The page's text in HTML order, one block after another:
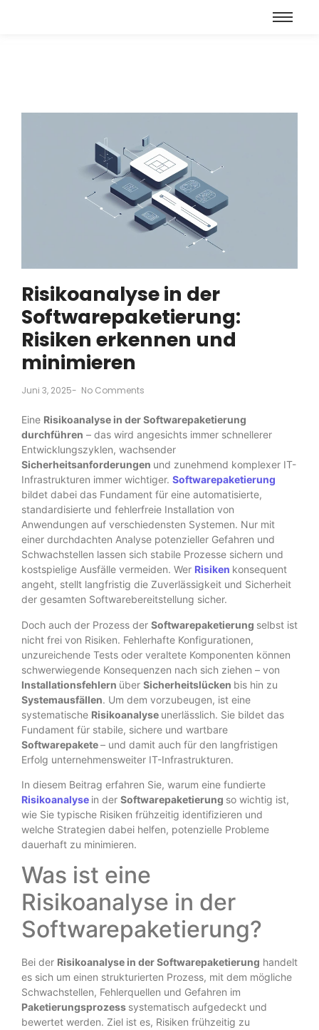
Risikoanalyse in der
Softwarepaketierung:
Risiken erkennen und
minimieren
Juni 3, 2025- No Comments
Eine Risikoanalyse in der Softwarepaketierung
durchführen – das wird angesichts immer schnellerer
Entwicklungszyklen, wachsender
Sicherheitsanforderungen und zunehmend komplexer IT-
Infrastrukturen immer wichtiger. Softwarepaketierung
bildet dabei das Fundament für eine automatisierte,
standardisierte und fehlerfreie Installation von
Anwendungen auf verschiedensten Systemen. Nur mit
einer durchdachten Analyse potenzieller Gefahren und
Schwachstellen lassen sich stabile Prozesse sichern und
kostspielige Ausfälle vermeiden. Wer Risiken konsequent
angeht, stellt langfristig die Zuverlässigkeit und Sicherheit
der gesamten Softwarebereitstellung sicher.
Doch auch der Prozess der Softwarepaketierung selbst ist
nicht frei von Risiken. Fehlerhafte Konfigurationen,
unzureichende Tests oder veraltete Komponenten können
schwerwiegende Konsequenzen nach sich ziehen – von
Installationsfehlern über Sicherheitslücken bis hin zu
Systemausfällen. Um dem vorzubeugen, ist eine
systematische Risikoanalyse unerlässlich. Sie bildet das
Fundament für stabile, sichere und wartbare
Softwarepakete– und damit auch für den langfristigen
Erfolg unternehmensweiter IT-Infrastrukturen.
In diesem Beitrag erfahren Sie, warum eine fundierte
Risikoanalyse in der Softwarepaketierung so wichtig ist,
wie Sie typische Risiken frühzeitig identifizieren und
welche Strategien dabei helfen, potenzielle Probleme
dauerhaft zu minimieren.
Was ist eine
Risikoanalyse in der
Softwarepaketierung?
Bei der Risikoanalyse in der Softwarepaketierung handelt
es sich um einen strukturierten Prozess, mit dem mögliche
Schwachstellen, Fehlerquellen und Gefahren im
Paketierungsprozess systematisch aufgedeckt und
bewertet werden. Ziel ist es, Risiken frühzeitig zu